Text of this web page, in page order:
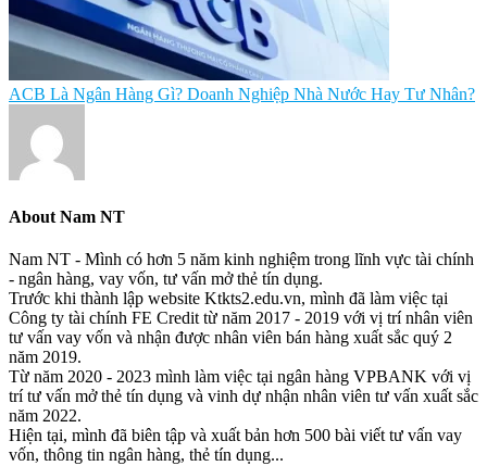
ACB Là Ngân Hàng Gì? Doanh Nghiệp Nhà Nước Hay Tư Nhân?
About Nam NT
Nam NT - Mình có hơn 5 năm kinh nghiệm trong lĩnh vực tài chính
- ngân hàng, vay vốn, tư vấn mở thẻ tín dụng.
Trước khi thành lập website Ktkts2.edu.vn, mình đã làm việc tại
Công ty tài chính FE Credit từ năm 2017 - 2019 với vị trí nhân viên
tư vấn vay vốn và nhận được nhân viên bán hàng xuất sắc quý 2
năm 2019.
Từ năm 2020 - 2023 mình làm việc tại ngân hàng VPBANK với vị
trí tư vấn mở thẻ tín dụng và vinh dự nhận nhân viên tư vấn xuất sắc
năm 2022.
Hiện tại, mình đã biên tập và xuất bản hơn 500 bài viết tư vấn vay
vốn, thông tin ngân hàng, thẻ tín dụng...